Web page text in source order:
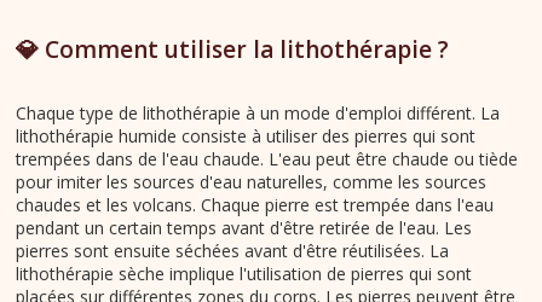
💎 Comment utiliser la lithothérapie ?
Chaque type de lithothérapie à un mode d'emploi différent. La
lithothérapie humide consiste à utiliser des pierres qui sont
trempées dans de l'eau chaude. L'eau peut être chaude ou tiède
pour imiter les sources d'eau naturelles, comme les sources
chaudes et les volcans. Chaque pierre est trempée dans l'eau
pendant un certain temps avant d'être retirée de l'eau. Les
pierres sont ensuite séchées avant d'être réutilisées. La
lithothérapie sèche implique l'utilisation de pierres qui sont
placées sur différentes zones du corps. Les pierres peuvent être